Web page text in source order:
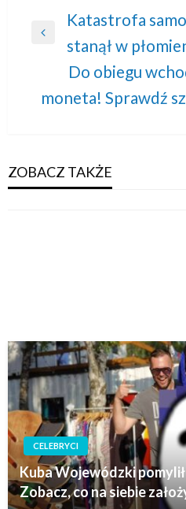
Nawigacja
wpisu
Previous
Katastrofa
stanął w
Next
Do obiegu
moneta! Sprawdź
ZOBACZ TAKŻE
CELEBRYCI
Kuba Wojewódzki
Zobacz, co na siebie